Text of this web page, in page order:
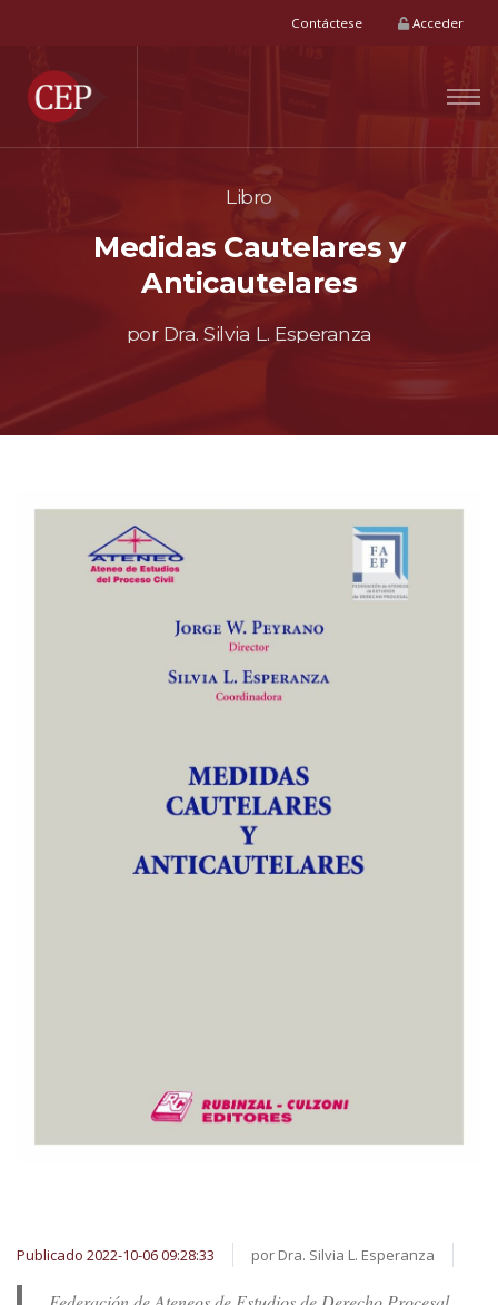
Contáctese Acceder
Libro
Medidas Cautelares y
Anticautelares
por Dra. Silvia L. Esperanza
Publicado 2022-10-06 09:28:33 por Dra. Silvia L. Esperanza